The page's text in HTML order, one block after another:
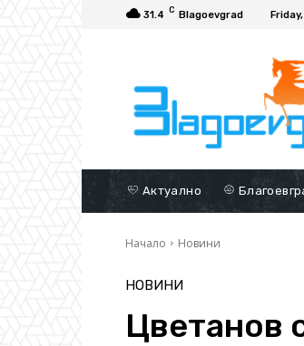
31.4 C Blagoevgrad
Актуално
Начало Новини
НОВИНИ
Цветанов